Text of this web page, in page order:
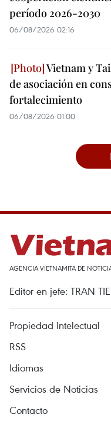
período 2026-2030
06/08/2026 02:16
Vietnam y
de asociación en
fortalecimiento
06/08/2026 01:00
AGENCIA VIETNAMITA DE
Editor en jefe: TRAN
Propiedad Intelectual
RSS
Idiomas
Servicios de Noticias
Contacto